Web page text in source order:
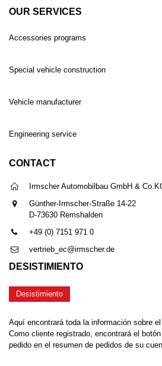
OUR SERVICES
Accessories programs
Special vehicle construction
Vehicle manufacturer
Engineering service
CONTACT
Irmscher Automobilbau GmbH &
Günther-Irmscher-Straße 14-22
D-73630 Remshalden
+49 (0) 7151 971 0
vertrieb_ec@irmscher.de
DESISTIMIENTO
Desistimiento
Aquí encontrará toda la información sobre
Como cliente registrado, encontrará el
pedido en el resumen de pedidos de su